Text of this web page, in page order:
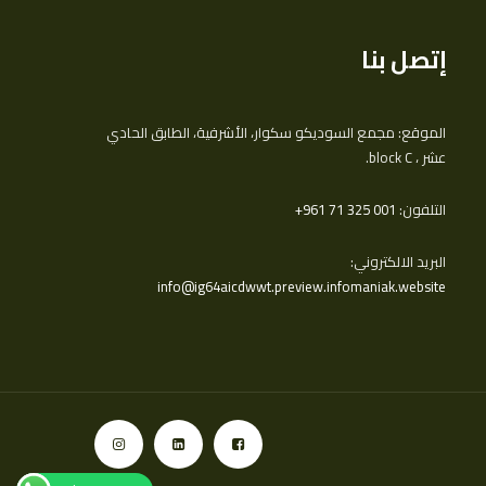
إتصل بنا
الموقع: مجمع السوديكو سكوار، الأشرفية، الطابق الحادي
عشر ، block C.
التلفون: ‎+961 71 325 001
البريد الالكتروني:
info@ig64aicdwwt.preview.infomaniak.website